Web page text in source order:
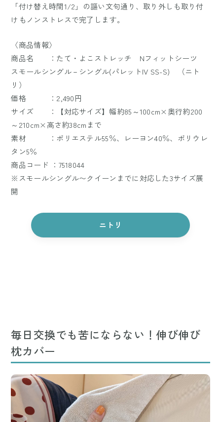
「付け替え時間1/2」の謳い文句通り、取り外しも取り付
けもノンストレスで完了します。
〈商品情報〉
商品名 ：たて・よこストレッチ Nフィットシーツ
スモールシングル－シングル(パレットIV SS-S) （ニト
リ）
価格 ：2,490円
サイズ ：【対応サイズ】幅約85～100cm×奥行約200
～210cm×高さ約38cmまで
素材 ：ポリエステル55％、レーヨン40％、ポリウレ
タン5％
商品コード ：7518044
※スモールシングル〜クイーンまでに対応した3サイズ展
開
ニトリ
毎日交換でも苦にならない！伸び伸び
枕カバー